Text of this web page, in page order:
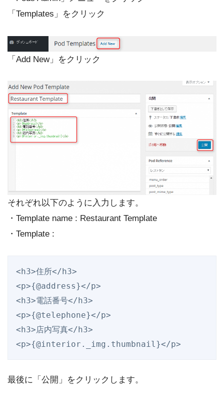
「Templates」をクリック
「Add New」をクリック
それぞれ以下のように入力します。
・Template name : Restaurant Template
・Template :
<h3>住所</h3>
<p>{@address}</p>
<h3>電話番号</h3>
<p>{@telephone}</p>
<h3>店内写真</h3>
<p>{@interior._img.thumbnail}</p>
最後に「公開」をクリックします。